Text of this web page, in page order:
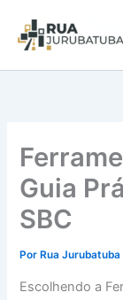
Guia
SBC
Por Rua Jurubatuba
Escolhendo a